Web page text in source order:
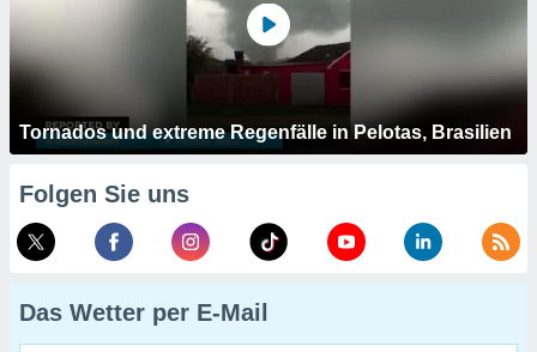
Tornados und extreme Regenfälle in Pelotas, Brasilien
Folgen Sie uns
Das Wetter per E-Mail